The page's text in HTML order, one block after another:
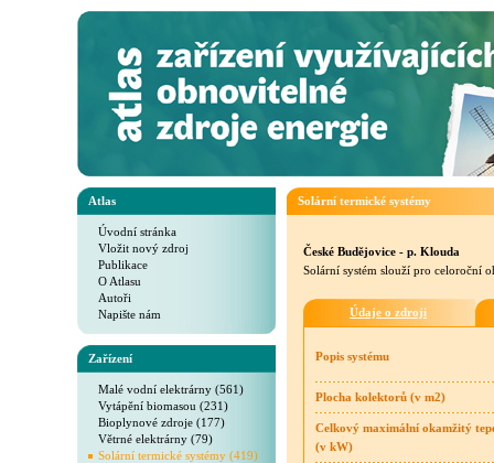
Atlas
Úvodní stránka
Vložit nový zdroj
Publikace
O Atlasu
Autoři
Napište nám
Zařízení
Malé vodní elektrárny (561)
Vytápění biomasou (231)
Bioplynové zdroje (177)
Větrné elektrárny (79)
Solární termické systémy (419)
Solární termické systémy
České Budějovice - p. Klouda
Solární systém slouží pro celoroční
Údaje o zdroji
Popis systému
Plocha kolektorů (v m2)
Celkový maximální okamžitý
(v kW)